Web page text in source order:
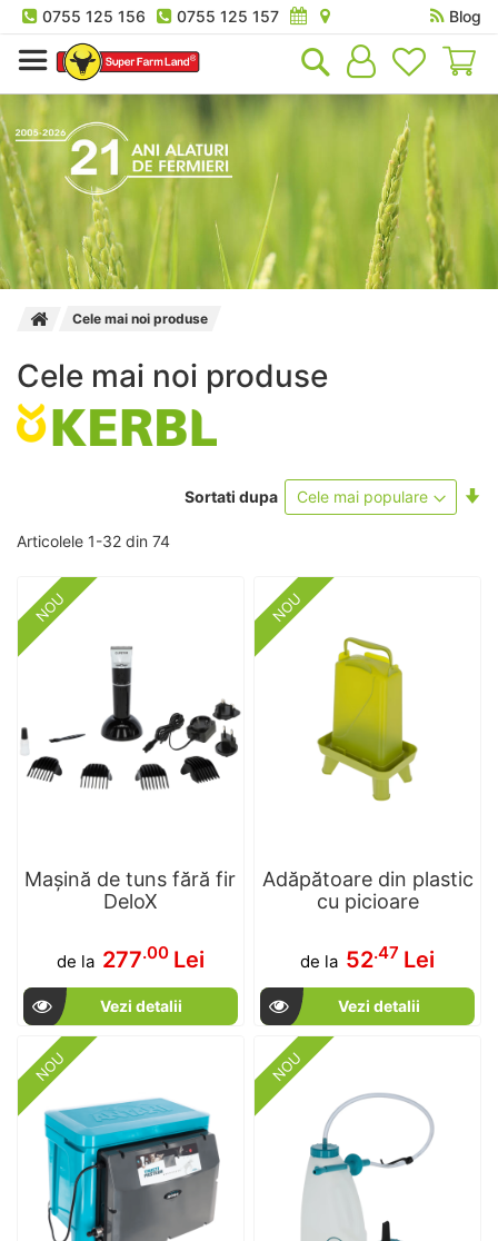
0755 125 156 0755 125 157
Blog
Cele mai noi produse
Cele mai noi produse
Articolele 1-32 din 74
Sortati dupa
NOU
Mașină de tuns fără fir
DeloX
de la 277.00 Lei
Vezi detalii
NOU
Adăpătoare din plastic
cu picioare
de la 52.47 Lei
Vezi detalii
NOU NOU